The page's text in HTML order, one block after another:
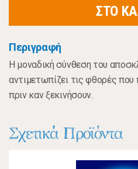
ΣΤΟ
Περιγραφή
Η μοναδική σύνθεση του
αντιμετωπίζει τις φθορές
πριν καν ξεκινήσουν.
Σχετικά Προϊόντα